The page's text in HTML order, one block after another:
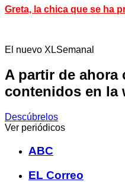
Greta, la chica que se ha
El nuevo XLSemanal
A partir de
contenidos en la
Descúbrelos
Ver periódicos
ABC
EL Correo